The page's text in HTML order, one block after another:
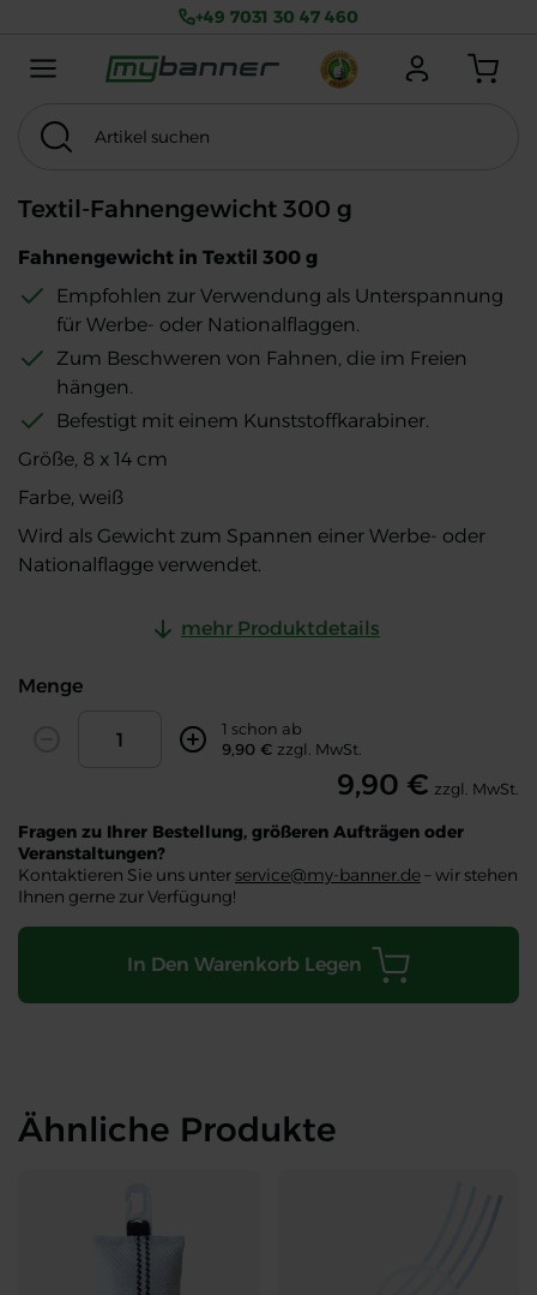
+49 7031 30 47 460
Anmelden Warenkorb
Menu mobile
MwSt. exkl.
Thema
Textil-Fahnengewicht 300 g
Fahnengewicht in Textil 300 g
Empfohlen zur Verwendung als Unterspannung
für Werbe- oder Nationalflaggen.
Zum Beschweren von Fahnen, die im Freien
hängen.
Befestigt mit einem Kunststoffkarabiner.
Größe, 8 x 14 cm
Farbe, weiß
Wird als Gewicht zum Spannen einer Werbe- oder
Nationalflagge verwendet.
mehr Produktdetails
Menge
Increase
1 schon ab
9,90 € zzgl. MwSt.
9,90 € zzgl. MwSt.
Fragen zu Ihrer Bestellung, größeren Aufträgen oder
Veranstaltungen?
Kontaktieren Sie uns unter service@my-banner.de– wir stehen
Ihnen gerne zur Verfügung!
In Den Warenkorb Legen
Ähnliche Produkte